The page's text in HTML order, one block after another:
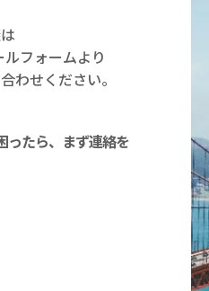
フォームより
わせください。
ったら、まず連絡を